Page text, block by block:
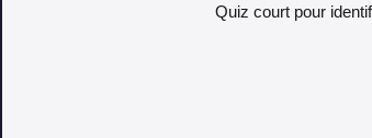
Quiz court pour